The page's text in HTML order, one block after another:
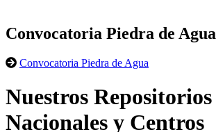
Convocatoria Piedra de Agua
Convocatoria Piedra de Agua
Nuestros Repositorios
Nacionales y Centros